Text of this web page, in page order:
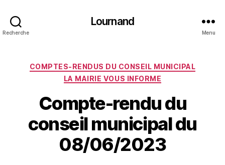
Recherche
Lournand
Menu
Catégories
COMPTES-RENDUS DU CONSEIL MUNICIPAL
LA MAIRIE VOUS INFORME
Compte-rendu du
conseil municipal du
08/06/2023